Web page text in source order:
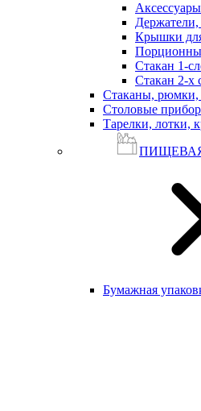
Крышки
Стакан 1-
Стакан 2-х
Стаканы, рюмки,
Столовые
Тарелки, лотки,
Бумажная